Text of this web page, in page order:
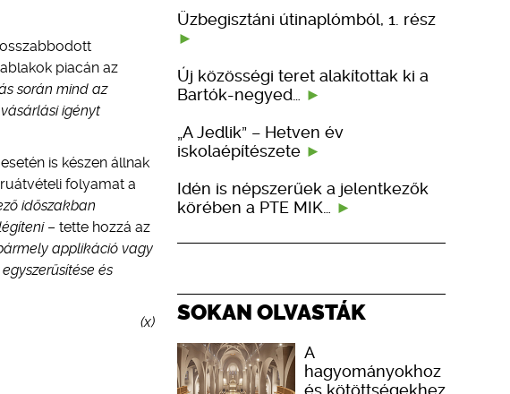
piacán az
során mind az
igényt
is készen állnak
folyamat a
időszakban
– tette hozzá az
applikáció vagy
és
(x)
Üzbegisztáni útinaplómból, 1. rész
Új közösségi teret alakítottak ki a
Bartók-negyed…
„A Jedlik” – Hetven év
iskolaépítészete
Idén is népszerűek a jelentkezők
körében a PTE MIK…
SOKAN OLVASTÁK
A
hagyományokhoz
és kötöttségekhez